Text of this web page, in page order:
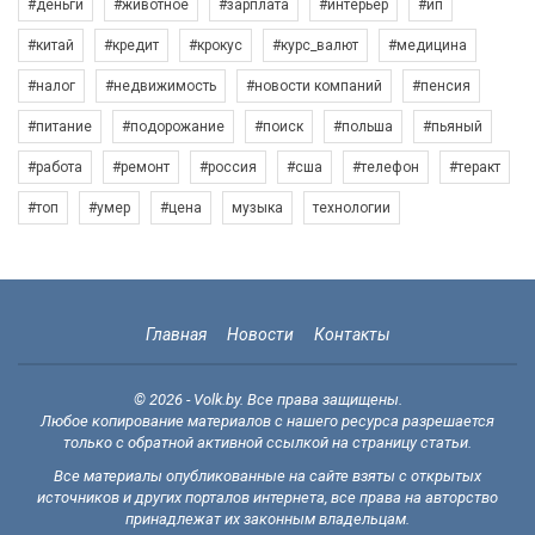
#деньги #животное #зарплата #интерьер #ип
#китай #кредит #крокус #курс_валют #медицина
#налог #недвижимость #новости компаний #пенсия
#питание #подорожание #поиск #польша #пьяный
#работа #ремонт #россия #сша #телефон #теракт
#топ #умер #цена музыка технологии
Главная Новости Контакты
© 2026 - Volk.by. Все права защищены.
Любое копирование материалов с нашего ресурса разрешается
только с обратной активной ссылкой на страницу статьи.
Все материалы опубликованные на сайте взяты с открытых
источников и других порталов интернета, все права на авторство
принадлежат их законным владельцам.